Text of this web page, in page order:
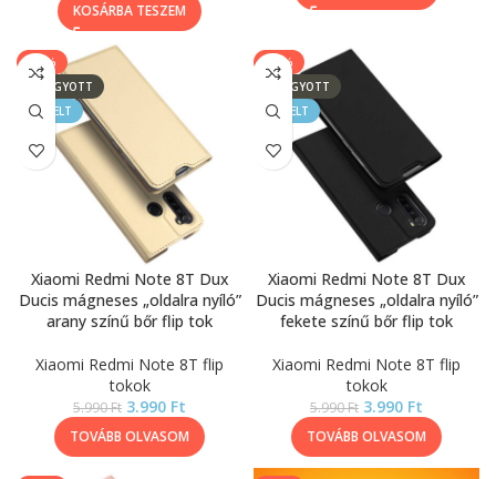
KOSÁRBA TESZEM
-33%
ELFOGYOTT
KIEMELT
Xiaomi Redmi Note 8T Dux
Ducis mágneses „oldalra nyíló”
arany színű bőr flip tok
Xiaomi Redmi Note 8T flip
tokok
5.990Ft 3.990 Ft
TOVÁBB OLVASOM
-33%
ELFOGYOTT
KIEMELT
Xiaomi Redmi Note 8T Dux
Ducis mágneses „oldalra nyíló”
fekete színű bőr flip tok
Xiaomi Redmi Note 8T flip
tokok
5.990Ft 3.990 Ft
TOVÁBB OLVASOM